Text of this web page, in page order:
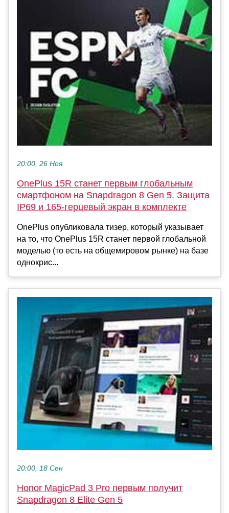
20:00, 26 Ноя
OnePlus 15R станет первым глобальным
смартфоном на Snapdragon 8 Gen 5. Защита
IP69 и 165-герцевый экран в комплекте
OnePlus опубликовала тизер, который указывает
на то, что OnePlus 15R станет первой глобальной
моделью (то есть на общемировом рынке) на базе
однокрис...
20:00, 18 Сен
Honor MagicPad 3 Pro первым получит
Snapdragon 8 Elite Gen 5